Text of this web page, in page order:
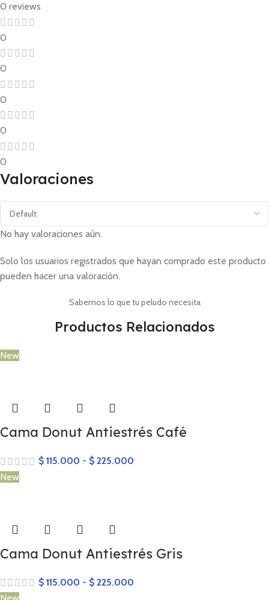
0 reviews
0
0
0
0
0
Valoraciones
No hay valoraciones aún.
Solo los usuarios registrados que hayan comprado este producto
pueden hacer una valoración.
Sabemos lo que tu peludo necesita
Productos Relacionados
New
Cama Donut Antiestrés Café
$ 115.000 - $ 225.000
New
Cama Donut Antiestrés Gris
$ 115.000 - $ 225.000